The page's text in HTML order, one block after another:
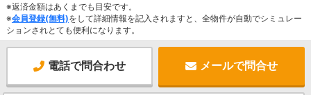
※返済金額はあくまでも目安です。
※会員登録(無料)をして詳細情報を記入されますと、全物件が自動でシミュレー
ションされとても便利になります。
電話で問合わせ メールで問合せ